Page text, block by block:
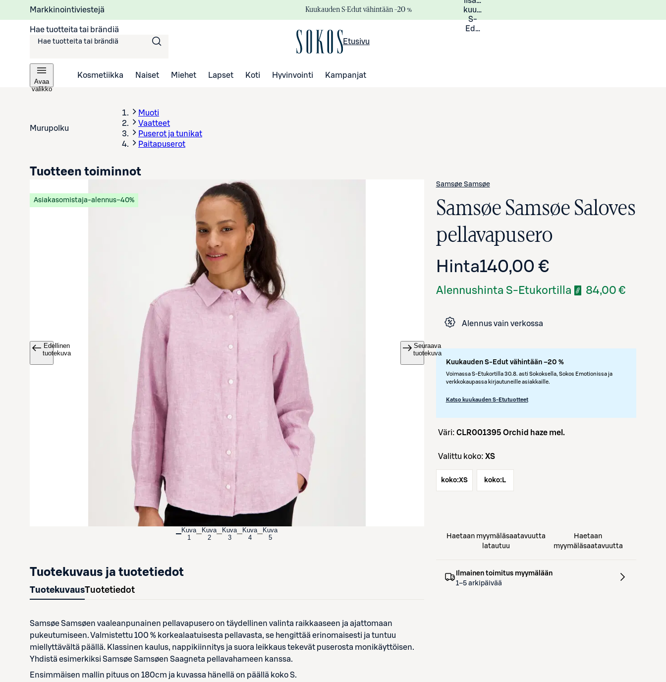
Markkinointiviestejä Kuukauden S-Edut vähintään –20 %
kuukauden
S-
Eduista
Hae tuotteita tai brändiä
Etusivu
Avaa
valikko
Kosmetiikka Naiset Miehet Lapset Koti Hyvinvointi Kampanjat
Murupolku
Muoti
Vaatteet
Puserot ja tunikat
Paitapuserot
Avaa tuotekuva suurennettuna
Asiakasomistaja-alennus−40%
Edellinen
tuotekuva
Seuraava
tuotekuva
Kuva
1
Kuva
2
Kuva
3
Kuva
4
Kuva
5
Samsøe Samsøe
Samsøe Samsøe Saloves
pellavapusero
Hinta140,00 €
Alennushinta S-Etukortilla 84,00 €
Alennus vain verkossa
Kuukauden S-Edut vähintään –20 %
Voimassa S-Etukortilla 30.8. asti Sokoksella, Sokos Emotionissa ja
verkkokaupassa kirjautuneille asiakkaille.
Katso kuukauden S-Etutuotteet
Tuotteen toiminnot
väri: CLR001395 Orchid haze mel.
Valittu koko: XS
koko:XS koko: L
Haetaan myymäläsaatavuutta
latautuu
Haetaan
myymäläsaatavuutta
Ilmainen toimitus myymälään
1–5 arkipäivää
Tuotekuvaus ja tuotetiedot
TuotekuvausTuotetiedot
Samsøe Samsøen vaaleanpunainen pellavapusero on täydellinen valinta raikkaaseen ja ajattomaan
pukeutumiseen. Valmistettu 100 % korkealaatuisesta pellavasta, se hengittää erinomaisesti ja tuntuu
miellyttävältä päällä. Klassinen kaulus, nappikiinnitys ja suora leikkaus tekevät puserosta monikäyttöisen.
Yhdistä esimerkiksi Samsøe Samsøen Saagneta pellavahameen kanssa.
Ensimmäisen mallin pituus on 180cm ja kuvassa hänellä on päällä koko S.